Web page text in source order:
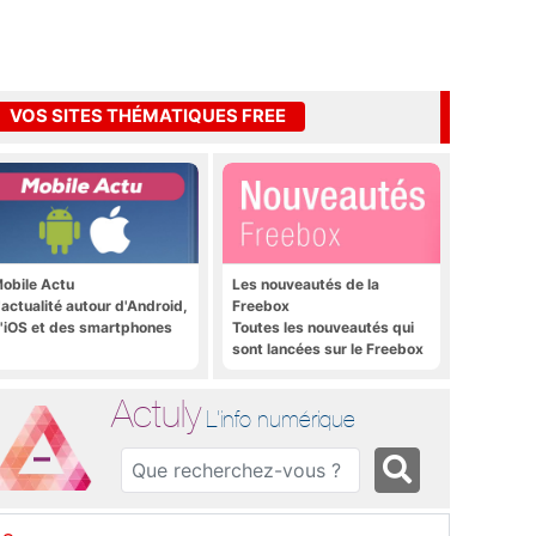
VOS SITES THÉMATIQUES FREE
Actu
autour d'Android,
et des smartphones
Les nouveautés de la
Freebox
Toutes les nouveautés qui
sont lancées sur le Freebox
Actuly L'info numérique